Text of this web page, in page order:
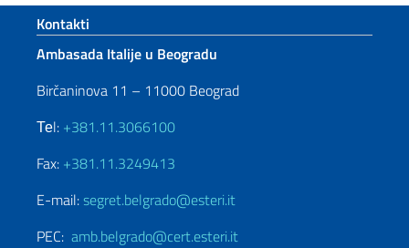
Footer section
Kontakti
Ambasada Italije u Beogradu
Birčaninova 11 – 11000 Beograd
Теl: +381.11.3066100
Fax: +381.11.3249413
E-mail:segret.belgrado@esteri.it
PEC: amb.belgrado@cert.esteri.it